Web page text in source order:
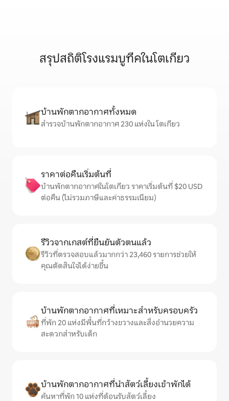
สรุปสถิติโรงแรมบูทีคในโตเกียว
บ้านพักตากอากาศทั้งหมด
สำรวจบ้านพักตากอากาศ 230 แห่งใน โตเกียว
ราคาต่อคืนเริ่มต้นที่
บ้านพักตากอากาศในโตเกียว ราคาเริ่มต้นที่ $20 USD
ต่อคืน (ไม่รวมภาษีและค่าธรรมเนียม)
รีวิวจากเกสต์ที่ยืนยันตัวตนแล้ว
รีวิวที่ตรวจสอบแล้วมากกว่า 23,460 รายการช่วยให้
คุณตัดสินใจได้ง่ายขึ้น
บ้านพักตากอากาศที่เหมาะสำหรับครอบครัว
ที่พัก 20 แห่งมีพื้นที่กว้างขวางและสิ่งอำนวยความ
สะดวกสำหรับเด็ก
บ้านพักตากอากาศที่นำสัตว์เลี้ยงเข้าพักได้
ค้นหาที่พัก 10 แห่งที่ต้อนรับสัตว์เลี้ยง